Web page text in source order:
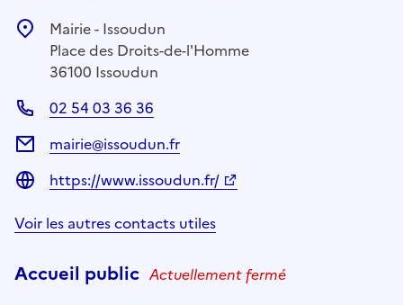
Mairie - Issoudun
Place des Droits-de-l'Homme
36100 Issoudun
02 54 03 36 36
mairie@issoudun.fr
https://www.issoudun.fr/
Voir les autres contacts utiles
Accueil public Actuellement fermé